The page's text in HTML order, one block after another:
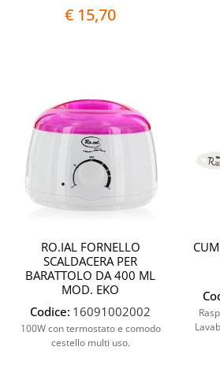
€ 15,70
Quantità
RO.IAL FORNELLO
SCALDACERA PER
BARATTOLO DA 400 ML
MOD. EKO
Codice: 16091002002
100W con termostato e comodo
cestello multi uso.